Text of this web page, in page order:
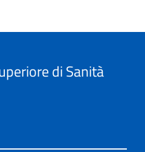
di Sanità